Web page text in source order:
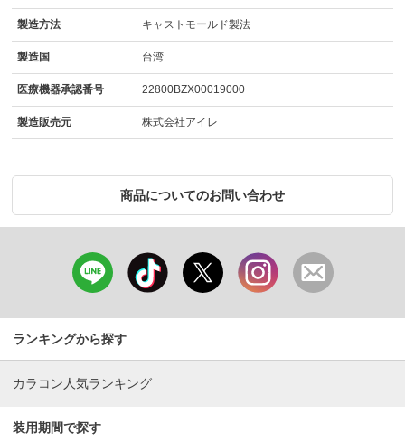
製造方法 キャストモールド製法
製造国 台湾
医療機器承認番号 22800BZX00019000
製造販売元 株式会社アイレ
商品についてのお問い合わせ
ランキングから探す
カラコン人気ランキング
装用期間で探す